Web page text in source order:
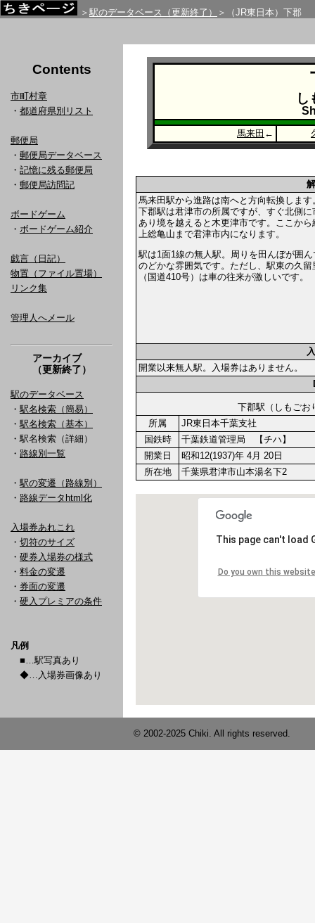
＞ 駅のデータベース（更新終了） ＞（JR東日本）下郡
Contents
市町村章
・ 都道府県別リスト
郵便局
・ 郵便局データベース
・ 記憶に残る郵便局
・ 郵便局訪問記
ボードゲーム
・ ボードゲーム紹介
戯言（日記）
物置（ファイル置場）
リンク集
管理人へメール
アーカイブ
（更新終了）
駅のデータベース
・ 駅名検索（簡易）
・ 駅名検索（基本）
・駅名検索（詳細）
・ 路線別一覧
・ 駅の変遷（路線別）
・ 路線データhtml化
入場券あれこれ
・ 切符のサイズ
・ 硬券入場券の様式
・ 料金の変遷
・ 券面の変遷
・ 硬入プレミアの条件
凡例
■…駅写真あり
◆…入場券画像あり
し
馬来田 ←
馬来田駅から進路は南へと方向転換します
下郡駅は君津市の所属ですが、すぐ北側に
あり境を越えると木更津市です。ここから
上総亀山まで君津市内になります。
駅は1面1線の無人駅。周りを田んぼが囲
のどかな雰囲気です。ただし、駅東の久留
（国道410号）は車の往来が激しいです。
開業以来無人駅。入場券はありません。
下郡駅（しもご
所属
JR東日本千葉支社
国鉄時
千葉鉄道管理局 【チハ】
開業日
昭和12(1937)年 4月 20日
所在地
千葉県君津市山本湯名下2
© 2002-2025 Chiki. All rights reserved.